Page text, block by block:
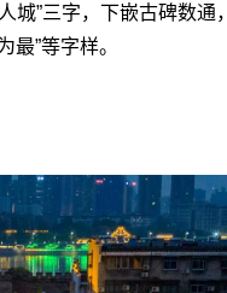
城”三字，下嵌古碑数通
”等字样。